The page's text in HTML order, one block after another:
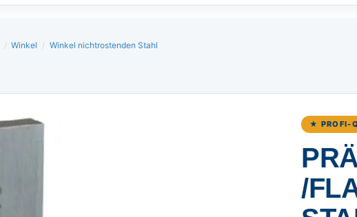
/ Winkel / Winkel nichtrostenden Stahl
★ PROFI-
/